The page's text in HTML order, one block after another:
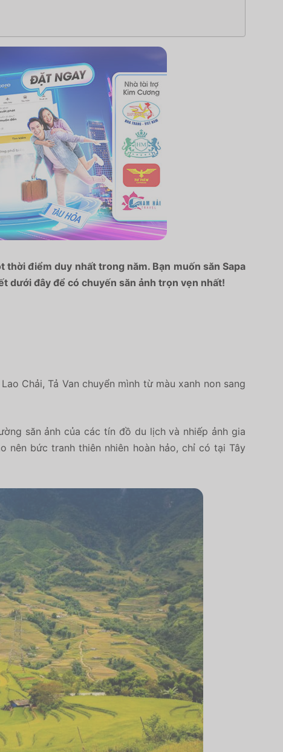
thời điểm duy nhất trong năm. Bạn muốn săn Sapa
dưới đây để có chuyến săn ảnh trọn vẹn nhất!
Chải, Tả Van chuyển mình từ màu xanh non sang
săn ảnh của các tín đồ du lịch và nhiếp ảnh gia
nên bức tranh thiên nhiên hoàn hảo, chỉ có tại Tây